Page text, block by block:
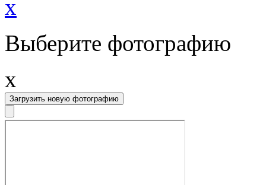
x
Выберите фотографию
x
Загрузить новую фотографию